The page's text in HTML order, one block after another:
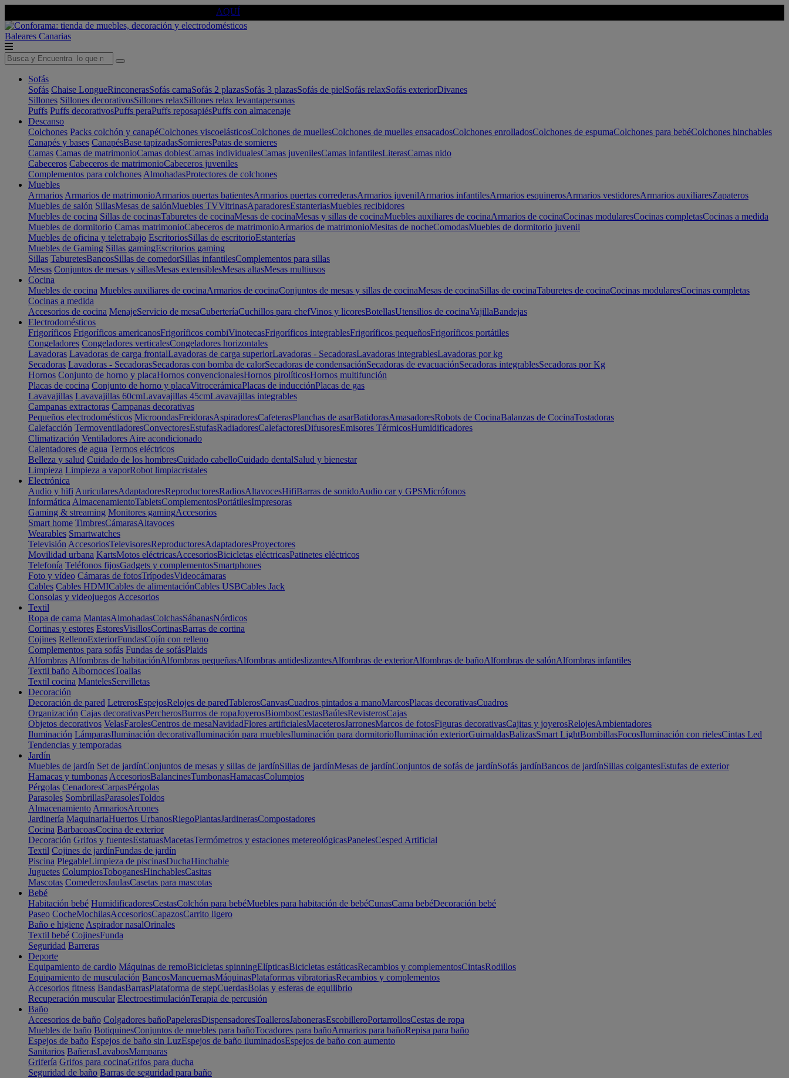
AQUÍ
Baleares Canarias
Sofás
Sofás Chaise LongueRinconerasSofás camaSofás 2 plazasSofás 3 plazasSofás de pielSofás relaxSofás exteriorDivanes
Sillones Sillones decorativosSillones relaxSillones relax levantapersonas
Puffs Puffs decorativosPuffs peraPuffs reposapiésPuffs con almacenaje
Descanso
Colchones Packs colchón y canapéColchones viscoelásticosColchones de muellesColchones de muelles ensacadosColchones enrolladosColchones de espumaColchones para bebéColchones hinchables
Canapés y bases CanapésBase tapizadasSomieresPatas de somieres
Camas Camas de matrimonioCamas doblesCamas individualesCamas juvenilesCamas infantilesLiterasCamas nido
Cabeceros Cabeceros de matrimonioCabeceros juveniles
Complementos para colchones AlmohadasProtectores de colchones
Muebles
Armarios Armarios de matrimonioArmarios puertas batientesArmarios puertas correderasArmarios juvenilArmarios infantilesArmarios esquinerosArmarios vestidoresArmarios auxiliaresZapateros
Muebles de salón SillasMesas de salónMuebles TVVitrinasAparadoresEstanteriasMuebles recibidores
Muebles de cocina Sillas de cocinasTaburetes de cocinaMesas de cocinaMesas y sillas de cocinaMuebles auxiliares de cocinaArmarios de cocinaCocinas modularesCocinas completasCocinas a medida
Muebles de dormitorio Camas matrimonioCabeceros de matrimonioArmarios de matrimonioMesitas de nocheComodasMuebles de dormitorio juvenil
Muebles de oficina y teletrabajo EscritoriosSillas de escritorioEstanterías
Muebles de Gaming Sillas gamingEscritorios gaming
Sillas TaburetesBancosSillas de comedorSillas infantilesComplementos para sillas
Mesas Conjuntos de mesas y sillasMesas extensiblesMesas altasMesas multiusos
Cocina
Muebles de cocina Muebles auxiliares de cocinaArmarios de cocinaConjuntos de mesas y sillas de cocinaMesas de cocinaSillas de cocinaTaburetes de cocinaCocinas modularesCocinas completas
Cocinas a medida
Accesorios de cocina MenajeServicio de mesaCuberteríaCuchillos para chefVinos y licoresBotellasUtensilios de cocinaVajillaBandejas
Electrodomésticos
Frigoríficos Frigoríficos americanosFrigoríficos combiVinotecasFrigoríficos integrablesFrigoríficos pequeñosFrigoríficos portátiles
Congeladores Congeladores verticalesCongeladores horizontales
Lavadoras Lavadoras de carga frontalLavadoras de carga superiorLavadoras - SecadorasLavadoras integrablesLavadoras por kg
Secadoras Lavadoras - SecadorasSecadoras con bomba de calorSecadoras de condensaciónSecadoras de evacuaciónSecadoras integrablesSecadoras por Kg
Hornos Conjunto de horno y placaHornos convencionalesHornos pirolíticosHornos multifunción
Placas de cocina Conjunto de horno y placaVitrocerámicaPlacas de inducciónPlacas de gas
Lavavajillas Lavavajillas 60cmLavavajillas 45cmLavavajillas integrables
Campanas extractoras Campanas decorativas
Pequeños electrodomésticos MicroondasFreidorasAspiradoresCafeterasPlanchas de asarBatidorasAmasadoresRobots de CocinaBalanzas de CocinaTostadoras
Calefacción TermoventiladoresConvectoresEstufasRadiadoresCalefactoresDifusoresEmisores TérmicosHumidificadores
Climatización Ventiladores Aire acondicionado
Calentadores de agua Termos eléctricos
Belleza y salud Cuidado de los hombresCuidado cabelloCuidado dentalSalud y bienestar
Limpieza Limpieza a vaporRobot limpiacristales
Electrónica
Audio y hifi AuricularesAdaptadoresReproductoresRadiosAltavocesHifiBarras de sonidoAudio car y GPSMicrófonos
Informática AlmacenamientoTabletsComplementosPortátilesImpresoras
Gaming & streaming Monitores gamingAccesorios
Smart home TimbresCámarasAltavoces
Wearables Smartwatches
Televisión AccesoriosTelevisoresReproductoresAdaptadoresProyectores
Movilidad urbana KartsMotos eléctricasAccesoriosBicicletas eléctricasPatinetes eléctricos
Telefonía Teléfonos fijosGadgets y complementosSmartphones
Foto y vídeo Cámaras de fotosTrípodesVideocámaras
Cables Cables HDMICables de alimentaciónCables USBCables Jack
Consolas y videojuegos Accesorios
Textil
Ropa de cama MantasAlmohadasColchasSábanasNórdicos
Cortinas y estores EstoresVisillosCortinasBarras de cortina
Cojines RellenoExteriorFundasCojín con relleno
Complementos para sofás Fundas de sofásPlaids
Alfombras Alfombras de habitaciónAlfombras pequeñasAlfombras antideslizantesAlfombras de exteriorAlfombras de bañoAlfombras de salónAlfombras infantiles
Textil baño AlbornocesToallas
Textil cocina MantelesServilletas
Decoración
Decoración de pared LetrerosEspejosRelojes de paredTablerosCanvasCuadros pintados a manoMarcosPlacas decorativasCuadros
Organización Cajas decorativasPercherosBurros de ropaJoyerosBiombosCestasBaúlesRevisterosCajas
Objetos decorativos VelasFarolesCentros de mesaNavidadFlores artificialesMaceterosJarronesMarcos de fotosFiguras decorativasCajitas y joyerosRelojesAmbientadores
Iluminación LámparasIluminación decorativaIluminación para mueblesIluminación para dormitorioIluminación exteriorGuirnaldasBalizasSmart LightBombillasFocosIluminación con rielesCintas Led
Tendencias y temporadas
Jardín
Muebles de jardín Set de jardínConjuntos de mesas y sillas de jardínSillas de jardínMesas de jardínConjuntos de sofás de jardínSofás jardínBancos de jardínSillas colgantesEstufas de exterior
Hamacas y tumbonas AccesoriosBalancinesTumbonasHamacasColumpios
Pérgolas CenadoresCarpasPérgolas
Parasoles SombrillasParasolesToldos
Almacenamiento ArmariosArcones
Jardinería MaquinariaHuertos UrbanosRiegoPlantasJardinerasCompostadores
Cocina BarbacoasCocina de exterior
Decoración Grifos y fuentesEstatuasMacetasTermómetros y estaciones metereológicasPanelesCesped Artificial
Textil Cojines de jardínFundas de jardín
Piscina PlegableLimpieza de piscinasDuchaHinchable
Juguetes ColumpiosToboganesHinchablesCasitas
Mascotas ComederosJaulasCasetas para mascotas
Bebé
Habitación bebé HumidificadoresCestasColchón para bebéMuebles para habitación de bebéCunasCama bebéDecoración bebé
Paseo CocheMochilasAccesoriosCapazosCarrito ligero
Baño e higiene Aspirador nasalOrinales
Textil bebé CojinesFunda
Seguridad Barreras
Deporte
Equipamiento de cardio Máquinas de remoBicicletas spinningElípticasBicicletas estáticasRecambios y complementosCintasRodillos
Equipamiento de musculación BancosMancuernasMáquinasPlataformas vibratoriasRecambios y complementos
Accesorios fitness BandasBarrasPlataforma de stepCuerdasBolas y esferas de equilibrio
Recuperación muscular ElectroestimulaciónTerapia de percusión
Baño
Accesorios de baño Colgadores bañoPapelerasDispensadoresToallerosJabonerasEscobilleroPortarrollosCestas de ropa
Muebles de baño BotiquinesConjuntos de muebles para bañoTocadores para bañoArmarios para bañoRepisa para baño
Espejos de baño Espejos de baño sin LuzEspejos de baño iluminadosEspejos de baño con aumento
Sanitarios BañerasLavabosMamparas
Grifería Grifos para cocinaGrifos para ducha
Seguridad de baño Barras de seguridad para baño